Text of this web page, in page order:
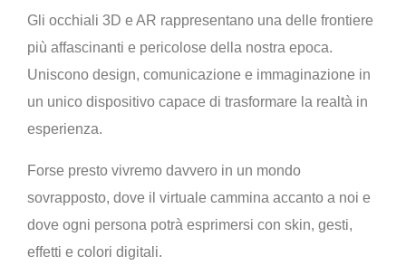
Gli occhiali 3D e AR rappresentano una delle frontiere
più affascinanti e pericolose della nostra epoca.
Uniscono design, comunicazione e immaginazione in
un unico dispositivo capace di trasformare la realtà in
esperienza.
Forse presto vivremo davvero in un mondo
sovrapposto, dove il virtuale cammina accanto a noi e
dove ogni persona potrà esprimersi con skin, gesti,
effetti e colori digitali.